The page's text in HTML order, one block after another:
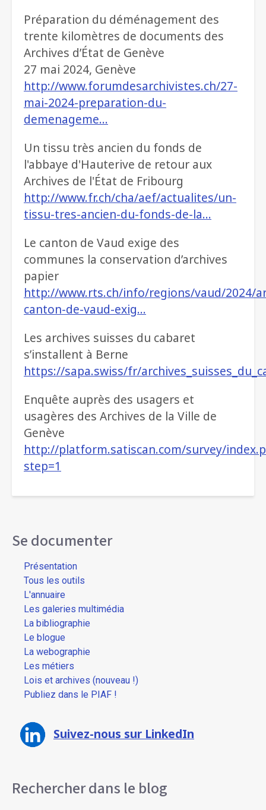
Préparation du déménagement des
trente kilomètres de documents des
Archives d’État de Genève
27 mai 2024, Genève
http://www.forumdesarchivistes.ch/27-
mai-2024-preparation-du-
demenageme…
Un tissu très ancien du fonds de
l'abbaye d'Hauterive de retour aux
Archives de l'État de Fribourg
http://www.fr.ch/cha/aef/actualites/un-
tissu-tres-ancien-du-fonds-de-la…
Le canton de Vaud exige des
communes la conservation d’archives
papier
http://www.rts.ch/info/regions/vaud/2024/
canton-de-vaud-exig…
Les archives suisses du cabaret
s’installent à Berne
https://sapa.swiss/fr/
Enquête auprès des usagers et
usagères des Archives de la Ville de
Genève
http://platform.satiscan.com/survey/
step=1
Se documenter
Présentation
Tous les outils
L'annuaire
Les galeries multimédia
La bibliographie
Le blogue
La webographie
Les métiers
Lois et archives (nouveau !)
Publiez dans le PIAF !
Suivez-nous sur LinkedIn
Rechercher dans le blog